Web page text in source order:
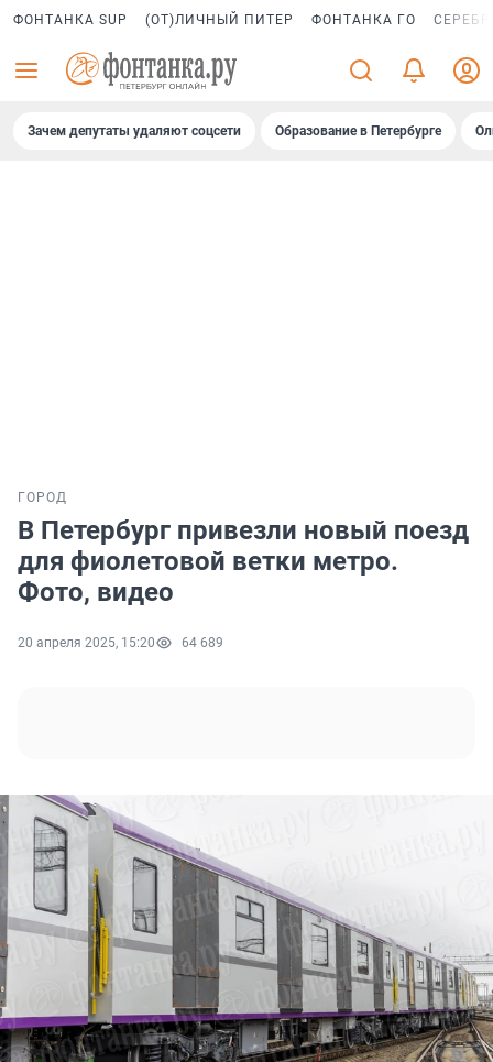
ФОНТАНКА SUP (ОТ)ЛИЧНЫЙ ПИТЕР ФОНТАНКА ГО
Зачем депутаты удаляют соцсети Образование в Петербурге
ГОРОД
В Петербург привезли новый поезд
для фиолетовой ветки метро.
Фото, видео
20 апреля 2025, 15:20 64 689